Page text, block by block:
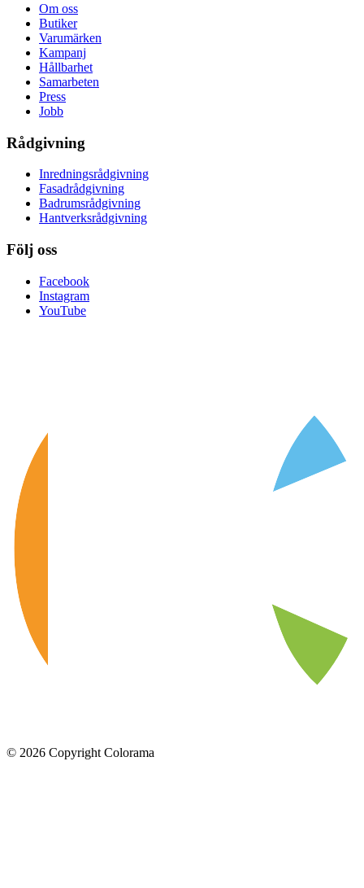
Om oss
Butiker
Varumärken
Kampanj
Hållbarhet
Samarbeten
Press
Jobb
Rådgivning
Inredningsrådgivning
Fasadrådgivning
Badrumsrådgivning
Hantverksrådgivning
Följ oss
Facebook
Instagram
YouTube
© 2026 Copyright Colorama